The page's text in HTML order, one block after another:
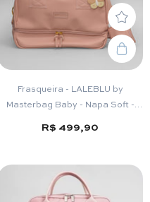
Frasqueira - LALEBLU by
Masterbag Baby - Napa Soft -
R$ 499,90